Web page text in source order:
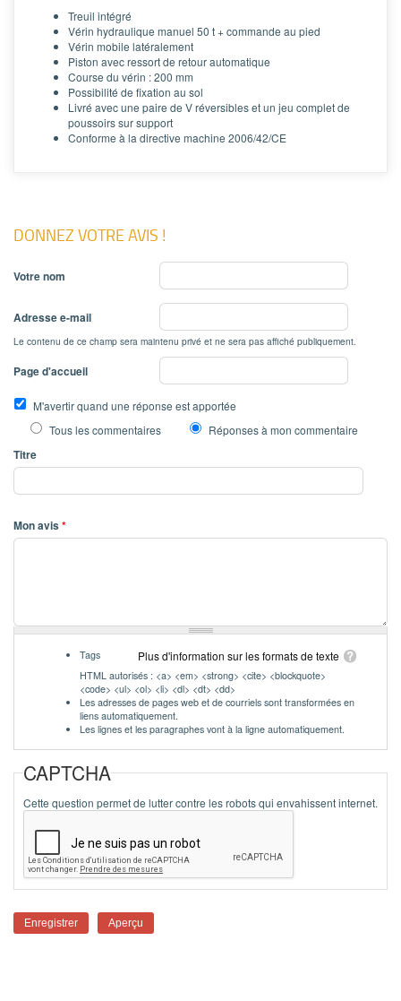
Treuil intégré
Vérin hydraulique manuel 50 t + commande au pied
Vérin mobile latéralement
Piston avec ressort de retour automatique
Course du vérin : 200 mm
Possibilité de fixation au sol
Livré avec une paire de V réversibles et un jeu complet de
poussoirs sur support
Conforme à la directive machine 2006/42/CE
DONNEZ VOTRE AVIS !
Votre nom
Adresse e-mail
Le contenu de ce champ sera maintenu privé et ne sera pas affiché publiquement.
Page d'accueil
M'avertir quand une réponse est apportée
Tous les commentaires
Réponses à mon commentaire
Titre
Mon avis*
Plus d'information sur les formats de texte
Tags
HTML autorisés : <a> <em> <strong> <cite> <blockquote>
<code> <ul> <ol> <li> <dl> <dt> <dd>
Les adresses de pages web et de courriels sont transformées en
liens automatiquement.
Les lignes et les paragraphes vont à la ligne automatiquement.
CAPTCHA
Cette question permet de lutter contre les robots qui envahissent internet.